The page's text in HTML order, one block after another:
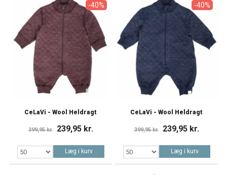
-40%
CeLaVi - Wool Heldragt
399,95 kr. 239,95 kr.
Læg i kurv
-40%
CeLaVi - Wool Heldragt
399,95 kr. 239,95 kr.
Læg i kurv